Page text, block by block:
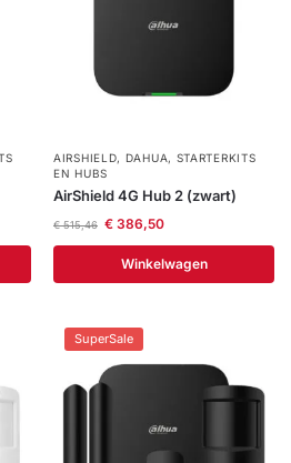
AIRSHIELD, DAHUA, STARTERKITS
EN HUBS
AirShield 4G Hub 2 (zwart)
€515,46 €386,50
Winkelwagen
SuperSale